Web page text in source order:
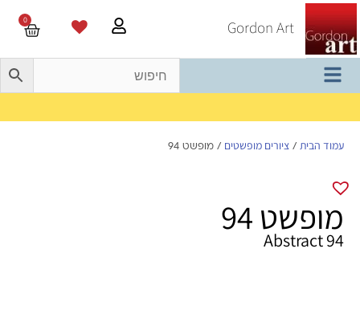
Gordon Art
0
עמוד הבית / ציורים מופשטים / מופשט 94
מופשט 94
Abstract 94